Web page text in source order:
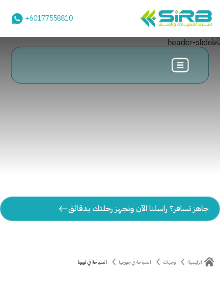
+60177558810
جاهز تسافر؟ راسلنا الآن ونجهز رحلتك بدقائق
الرئيسية وجهات السياحة في جورجيا السياحة في لوبوتا